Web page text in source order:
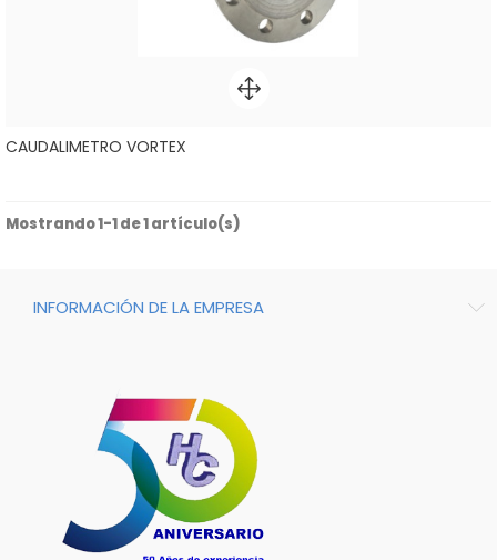
CAUDALIMETRO VORTEX
Mostrando 1-1 de 1 artículo(s)
INFORMACIÓN DE LA EMPRESA